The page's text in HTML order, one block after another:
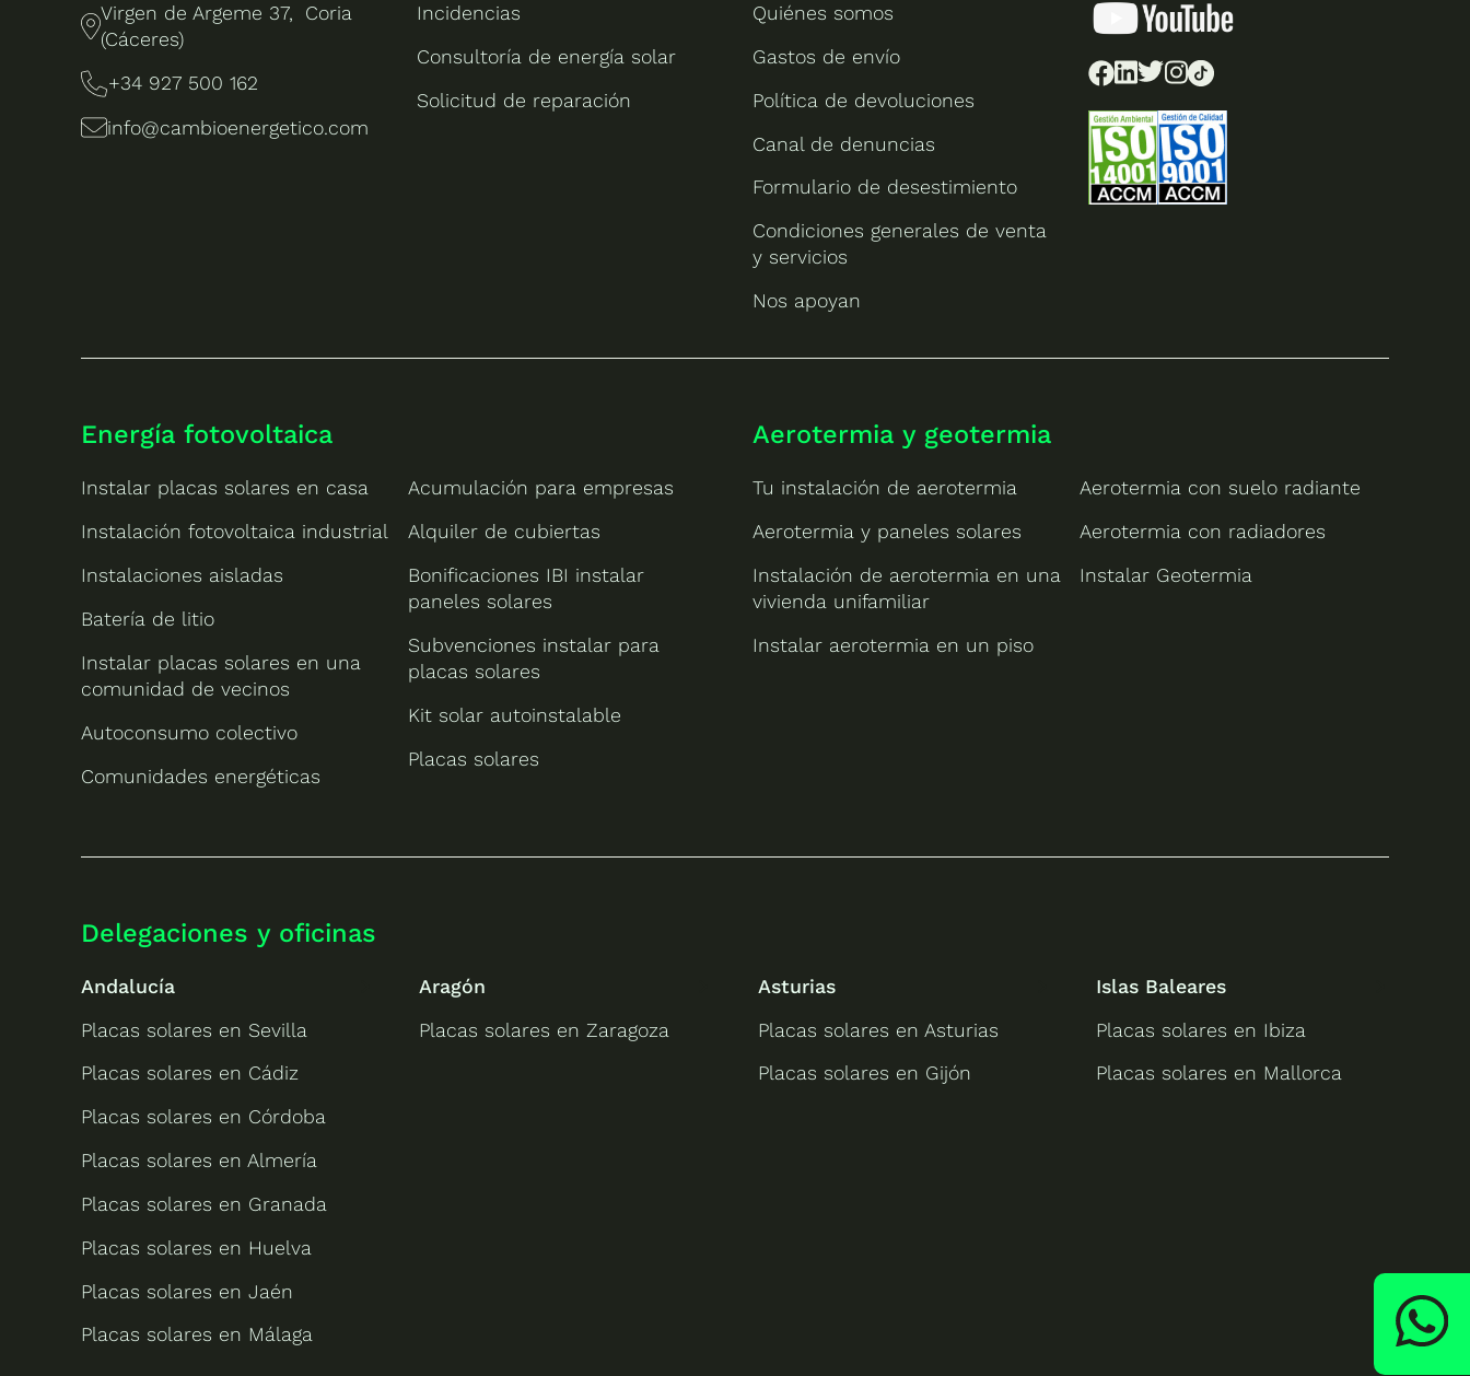
Virgen de Argeme 37, Coria
(Cáceres)
+34 927 500 162
info@cambioenergetico.com
Incidencias
Consultoría de energía solar
Solicitud de reparación
Quiénes somos
Gastos de envío
Política de devoluciones
Canal de denuncias
Formulario de desestimiento
Condiciones generales de venta
y servicios
Nos apoyan
Energía fotovoltaica
Instalar placas solares en casa
Instalación fotovoltaica industrial
Instalaciones aisladas
Batería de litio
Instalar placas solares en una
comunidad de vecinos
Autoconsumo colectivo
Comunidades energéticas
Acumulación para empresas
Alquiler de cubiertas
Bonificaciones IBI instalar
paneles solares
Subvenciones instalar para
placas solares
Kit solar autoinstalable
Placas solares
Aerotermia y geotermia
Tu instalación de aerotermia
Aerotermia y paneles solares
Instalación de aerotermia en una
vivienda unifamiliar
Instalar aerotermia en un piso
Aerotermia con suelo radiante
Aerotermia con radiadores
Instalar Geotermia
Delegaciones y oficinas
Andalucía
Placas solares en Sevilla
Placas solares en Cádiz
Placas solares en Córdoba
Placas solares en Almería
Placas solares en Granada
Placas solares en Huelva
Placas solares en Jaén
Placas solares en Málaga
Aragón
Placas solares en Zaragoza
Asturias
Placas solares en Asturias
Placas solares en Gijón
Islas Baleares
Placas solares en Ibiza
Placas solares en Mallorca